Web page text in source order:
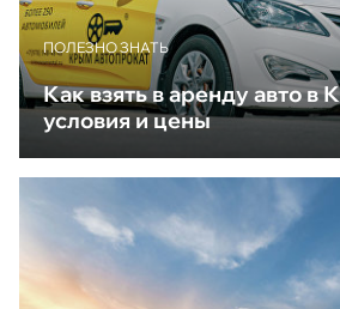
ПОЛЕЗНО ЗНАТЬ
Как взять в аренду авто в
условия и цены